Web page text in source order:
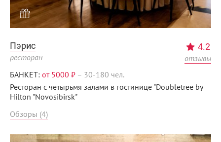
Пэрис
ресторан
4.2
отзывы
БАНКЕТ: от 5000 ₽ – 30-180 чел.
Ресторан с четырьмя залами в гостинице "Doubletree by
Hilton "Novosibirsk"
Обзоры (4)